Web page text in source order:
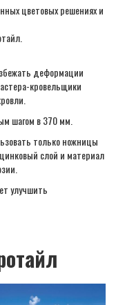
цветовых решениях и
деформации
кровельщики
шагом в 370 мм.
только ножницы
слой и материал
улучшить